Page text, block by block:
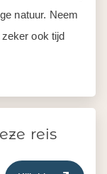
natuur. Neem
ook tijd
reis